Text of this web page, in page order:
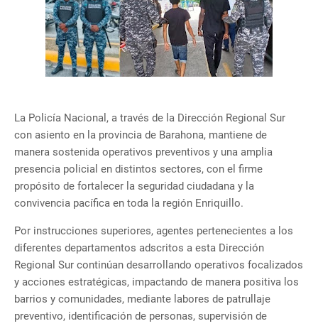
La Policía Nacional, a través de la Dirección Regional Sur
con asiento en la provincia de Barahona, mantiene de
manera sostenida operativos preventivos y una amplia
presencia policial en distintos sectores, con el firme
propósito de fortalecer la seguridad ciudadana y la
convivencia pacífica en toda la región Enriquillo.
Por instrucciones superiores, agentes pertenecientes a los
diferentes departamentos adscritos a esta Dirección
Regional Sur continúan desarrollando operativos focalizados
y acciones estratégicas, impactando de manera positiva los
barrios y comunidades, mediante labores de patrullaje
preventivo, identificación de personas, supervisión de